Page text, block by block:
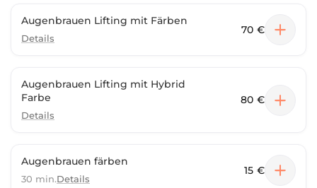
Augenbrauen Lifting mit Färben
Details
70 €
Augenbrauen Lifting mit Hybrid
Farbe
Details
80 €
Augenbrauen färben
30 min.Details
15 €